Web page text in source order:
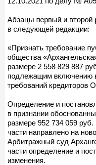
Абзацы первый и второй
в следующей редакции:
«Признать требование
общества
размере 2 558 829 887
подлежащим включению
требований
Определение и
в признании
размере 952 734 059
части направлено на
Арбитражный суд
части определение и
изменения.